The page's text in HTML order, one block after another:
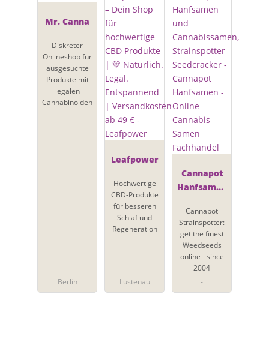
Mr. Canna
Diskreter
Onlineshop für
ausgesuchte
Produkte mit
legalen
Cannabinoiden
Berlin
Leafpower
Hochwertige
CBD-Produkte
für besseren
Schlaf und
Regeneration
Lustenau
Cannapot
Hanfsamen
Cannabis
Samen
Fachhandel
Cannapot
Strainspotter:
get the finest
Weedseeds
online - since
2004
-